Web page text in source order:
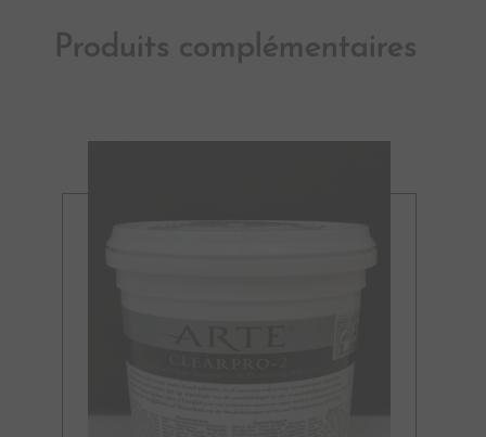
Produits complémentaires